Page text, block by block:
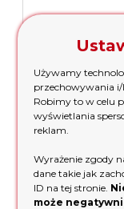
Używamy
przechowywania
Robimy to w celu
wyświetlania
reklam.
Wyrażenie zgody
dane takie jak
ID na tej stronie.
może